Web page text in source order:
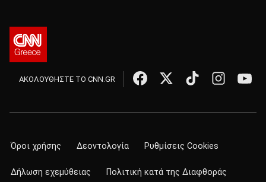
ΑΚΟΛΟΥΘΗΣΤΕ ΤΟ CNN.GR
Όροι χρήσης Δεοντολογία Ρυθμίσεις Cookies
Δήλωση εχεμύθειας Πολιτική κατά της Διαφθοράς